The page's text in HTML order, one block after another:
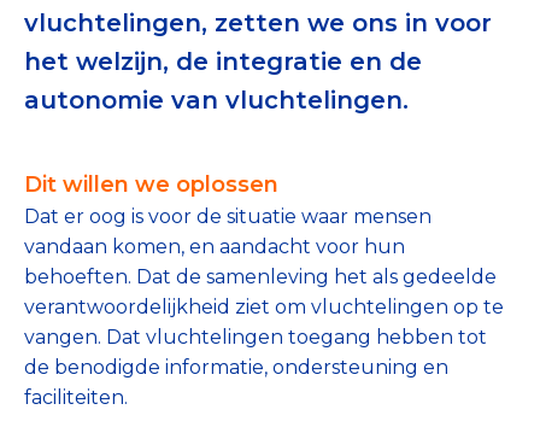
Data & Onderzoek
Betrouwbare data over goede doelen
State of the Sector
Het Nederlandse Donateurspanel
Contact & Signalen
vluchtelingen, zetten we ons in voor
het welzijn, de integratie en de
autonomie van vluchtelingen.
Dit willen we oplossen
Dat er oog is voor de situatie waar mensen
vandaan komen, en aandacht voor hun
behoeften. Dat de samenleving het als gedeelde
verantwoordelijkheid ziet om vluchtelingen op te
vangen. Dat vluchtelingen toegang hebben tot
de benodigde informatie, ondersteuning en
faciliteiten.